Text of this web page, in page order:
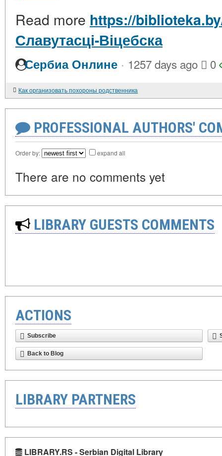
Read more https://
Славутасці-Віцебска
Сербиа Онлине · 1257 days ago 0
Как организовать похороны родственника
PROFESSIONAL AUTHORS'
Order by: expand all
There are no comments yet
LIBRARY GUESTS COMMENTS
ACTIONS
Subscribe
Back to Blog
LIBRARY PARTNERS
LIBRARY.RS - Serbian Digital Library